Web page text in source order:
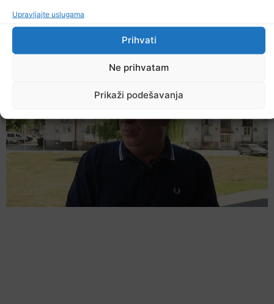
Upravljajte uslugama
Prihvati
Ne prihvatam
Prikaži podešavanja
Upozorenje za narednih sedam dana: Požari
prijete Balkanu, u rizičnoj zoni nalazi se i BiH